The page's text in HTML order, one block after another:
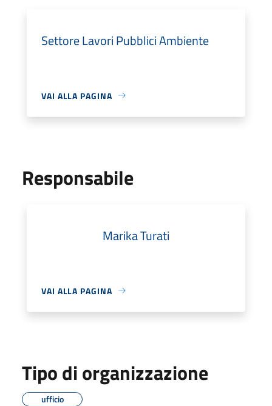
Settore Lavori Pubblici Ambiente
VAI ALLA PAGINA
Responsabile
Marika Turati
VAI ALLA PAGINA
Tipo di organizzazione
ufficio